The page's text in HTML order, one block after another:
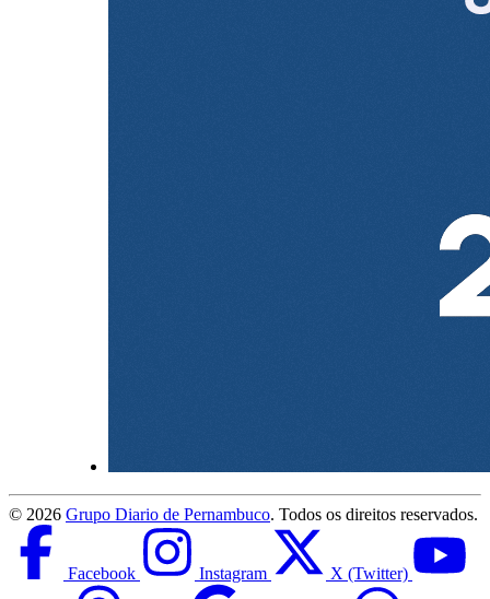
© 2026 Grupo Diario de Pernambuco. Todos os direitos reservados.
Facebook Instagram X (Twitter)